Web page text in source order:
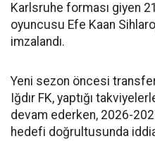
Karlsruhe forması giyen
oyuncusu Efe Kaan
imzalandı.
Yeni sezon öncesi
Iğdır FK, yaptığı
devam ederken, 2026-
hedefi doğrultusunda